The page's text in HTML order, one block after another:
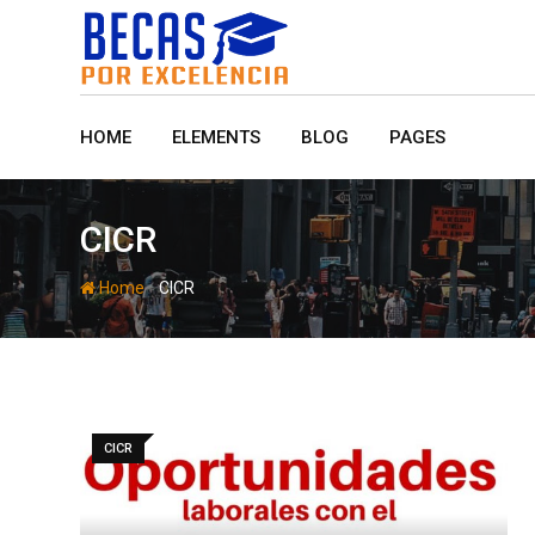
HOME ELEMENTS BLOG PAGES
CICR
Home-CICR
CICR